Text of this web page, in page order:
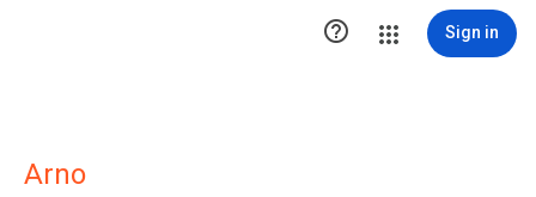
 Sign in
Arno